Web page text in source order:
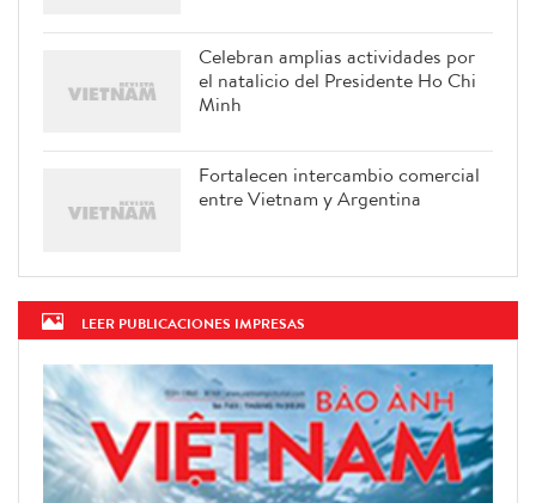
Celebran amplias actividades por
el natalicio del Presidente Ho Chi
Minh
Fortalecen intercambio comercial
entre Vietnam y Argentina
LEER PUBLICACIONES IMPRESAS